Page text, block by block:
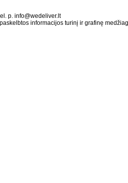
p. info@wedeliver.lt
informacijos turinį ir grafinę